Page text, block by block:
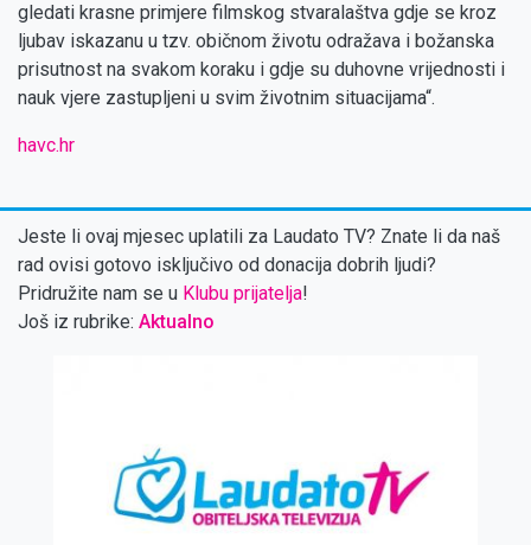
gledati krasne primjere filmskog stvaralaštva gdje se kroz
ljubav iskazanu u tzv. običnom životu odražava i božanska
prisutnost na svakom koraku i gdje su duhovne vrijednosti i
nauk vjere zastupljeni u svim životnim situacijama“.
havc.hr
Jeste li ovaj mjesec uplatili za Laudato TV? Znate li da naš
rad ovisi gotovo isključivo od donacija dobrih ljudi?
Pridružite nam se u Klubu prijatelja!
Još iz rubrike: Aktualno